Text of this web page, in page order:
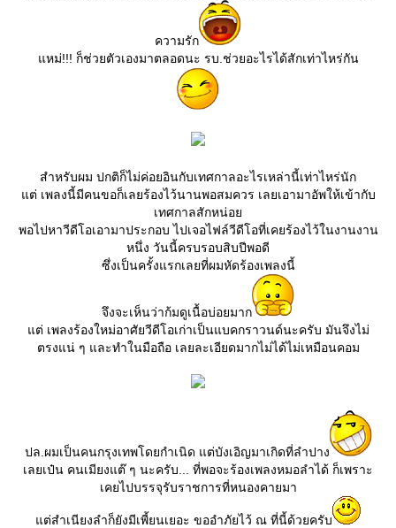
ความรัก
หม่!!! ก็ช่วยตัวเองมาตลอดนะ รบ.ช่วยอะไรได้สักเท่าไหร่กัน
สำหรับผม ปกติก็ไม่ค่อยอินกับเทศกาลอะไรเหล่านี้เท่าไหร่นัก
ต่ เพลงนี้มีคนขอก็เลยร้องไว้นานพอสมควร เลยเอามาอัพให้เข้ากับ
เทศกาลสักหน่อ
พอไปหาวีดีโอเอามาประกอบ ไปเจอไฟล์วีดีโอที่เคยร้องไว้ในงานงาน
หนึ่ง วันนี้ครบรอบสิบปีพอดี
ซึ่งเป็นครั้งแรกเลยที่ผมหัดร้องเพลงนี้
จึงจะเห็นว่าก้มดูเนื้อบ่อยมาก
ต่ เพลงร้องใหม่อาศัยวีดีโอเก่าเป็นแบคกราวนด์นะครับ มันจึงไม่
ตรงแน่ ๆ และทำในมือถือ เลยละเอียดมากไม่ได้ไม่เหมือนคอม
ปล.ผมเป็นคนกรุงเทพโดยกำเนิด แต่บังเอิญมาเกิดที่ลำปาง
เลยเป๋น คนเมียงแต๊ ๆ นะครับ... ที่พอจะร้องเพลงหมอลำได้ ก็เพราะ
เคยไปบรรจุรับราชการที่หนองคายมา
ต่สำเนียงลำก็ยังมีเพี้ยนเยอะ ขออำภัยไว้ ณ ที่นี้ด้วยครับ